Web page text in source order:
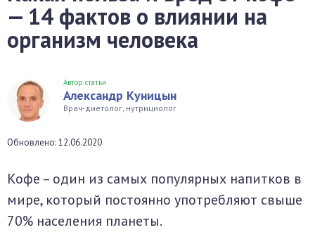
— 14 фактов о влиянии на
организм человека
Автор статьи
Александр Куницын
Врач-диетолог, нутрициолог
Обновлено: 12.06.2020
Кофе – один из самых популярных напитков в
мире, который постоянно употребляют свыше
70% населения планеты.
ЖКТ
система
система
суставы, мышцы